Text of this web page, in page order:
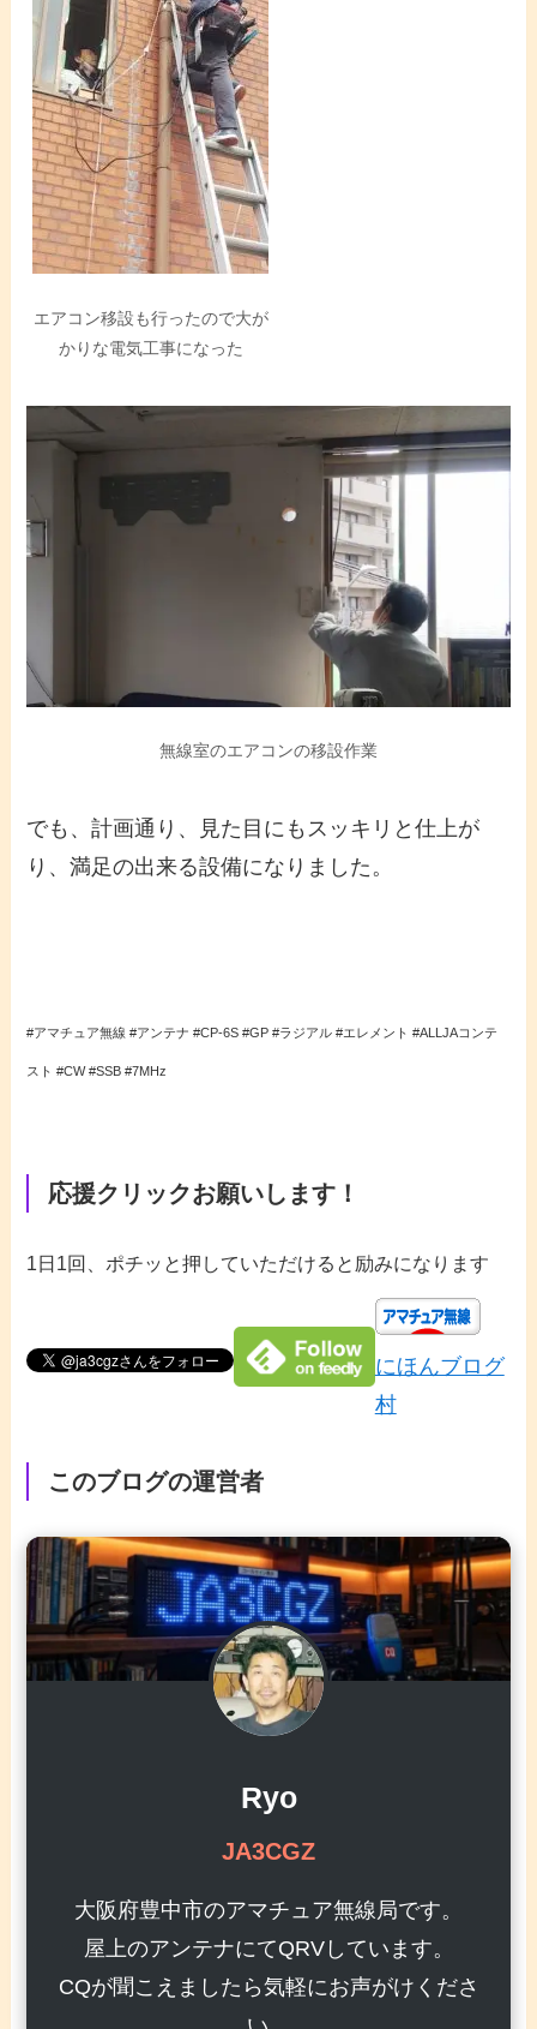
エアコン移設も行ったので大が
かりな電気工事になった
無線室のエアコンの移設作業
でも、計画通り、見た目にもスッキリと仕上が
り、満足の出来る設備になりました。
#アマチュア無線 #アンテナ #CP-6S #GP #ラジアル #エレメント #ALLJAコンテ
スト #CW #SSB #7MHz
応援クリックお願いします！
1日1回、ポチッと押していただけると励みになります
にほんブログ
村
このブログの運営者
Ryo
JA3CGZ
大阪府豊中市のアマチュア無線局です。
屋上のアンテナにてQRVしています。
CQが聞こえましたら気軽にお声がけくださ